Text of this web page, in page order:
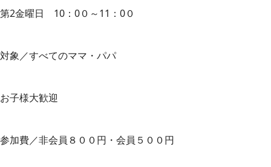
第2金曜日 10：0０～11：0０
対象／すべてのママ・パパ
お子様大歓迎
参加費／非会員８００円・会員５００円